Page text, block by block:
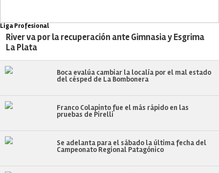
Liga Profesional
River va por la recuperación ante Gimnasia y Esgrima
La Plata
Boca evalúa cambiar la localía por el mal estado
del césped de La Bombonera
Franco Colapinto fue el más rápido en las
pruebas de Pirelli
Se adelanta para el sábado la última fecha del
Campeonato Regional Patagónico